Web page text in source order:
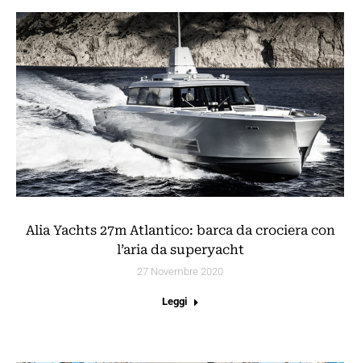
Alia Yachts 27m Atlantico: barca da crociera con
l’aria da superyacht
27 Novembre 2020
Leggi